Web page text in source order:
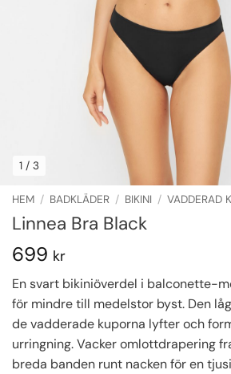
1 / 3
HEM / BADKLÄDER / BIKINI / VADDERAD
Linnea Bra Black
699 kr
En svart bikiniöverdel i balconette-
för mindre till medelstor byst. Den
de vadderade kuporna lyfter och
urringning. Vacker omlottdrapering
breda banden runt nacken för en